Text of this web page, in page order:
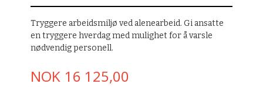
Tryggere arbeidsmiljø ved alenearbeid. Gi ansatte
en tryggere hverdag med mulighet for å varsle
nødvendig personell.
Pris
NOK 16 125,00